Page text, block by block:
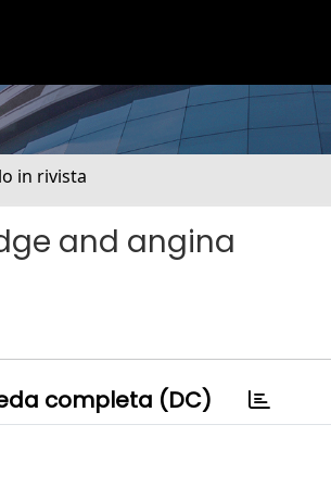
in rivista
and angina
completa (DC)